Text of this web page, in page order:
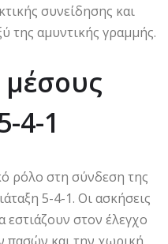
συνείδησης και
της αμυντικής γραμμής.
μέσους
4-1
ρόλο στη σύνδεση της
5-4-1. Οι ασκήσεις
εστιάζουν στον έλεγχο